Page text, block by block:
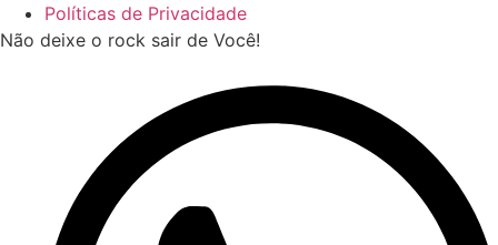
Políticas de Privacidade
Não deixe o rock sair de Você!